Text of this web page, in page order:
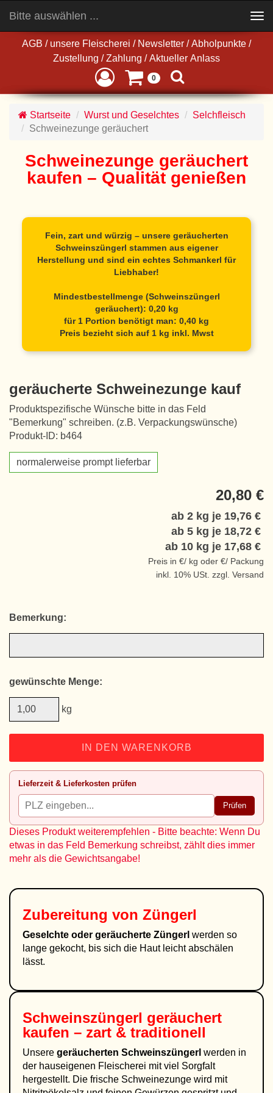
AGB / unsere Fleischerei / Newsletter / Abholpunkte /
Zustellung / Zahlung / Aktueller Anlass
0
Bitte auswählen ...
navigation
Startseite Wurst und Geselchtes
Selchfleisch
Schweinezunge geräuchert
Schweinezunge geräuchert
kaufen – Qualität genießen
Fein, zart und würzig – unsere geräucherten
Schweinszüngerl stammen aus eigener
Herstellung und sind ein echtes Schmankerl für
Liebhaber!
Mindestbestellmenge (Schweinszüngerl
geräuchert): 0,20 kg
für 1 Portion benötigt man: 0,40 kg
Preis bezieht sich auf 1 kg inkl. Mwst
geräucherte Schweinezunge kauf
Produktspezifische Wünsche bitte in das Feld
"Bemerkung" schreiben. (z.B. Verpackungswünsche)
Produkt-ID: b464
normalerweise prompt lieferbar
20,80 €
ab 2 kg je 19,76 €
ab 5 kg je 18,72 €
ab 10 kg je 17,68 €
Preis in €/ kg oder €/ Packung
inkl. 10% USt. zzgl. Versand
Bemerkung:
gewünschte Menge:
kg
IN DEN WARENKORB
Lieferzeit & Lieferkosten prüfen
Prüfen
Dieses Produkt weiterempfehlen - Bitte beachte: Wenn Du
etwas in das Feld Bemerkung schreibst, zählt dies immer
mehr als die Gewichtsangabe!
Zubereitung von Züngerl
Geselchte oder geräucherte Züngerl werden so
lange gekocht, bis sich die Haut leicht abschälen
lässt.
Schweinszüngerl geräuchert
kaufen – zart & traditionell
Unsere geräucherten Schweinszüngerl werden in
der hauseigenen Fleischerei mit viel Sorgfalt
hergestellt. Die frische Schweinezunge wird mit